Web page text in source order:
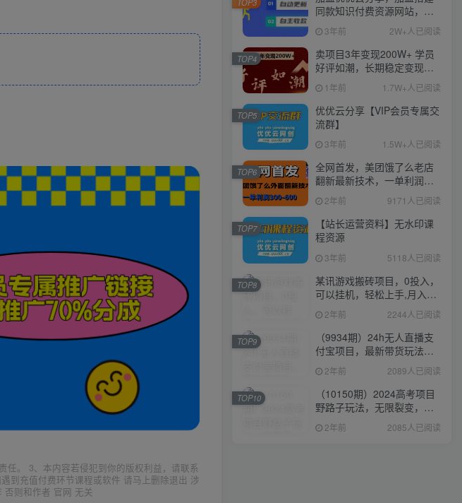
任。 3、本内容若侵犯到你的版权利益，请联系
到充值付费环节课程或软件 请马上删除退出 涉
否则和作者 官网 无关
同款知识付费资源网站，实
现长期稳定被动收入~
3年前 2W+人已阅读
卖项目3年变现200W+ 学员
好评如潮，长期稳定变现，
可以一直干到老！
1年前 1.7W+人已阅读
TOP4
优优云分享【VIP会员专属交
流群】
3年前 1.5W+人已阅读
TOP5
全网首发，美团饿了么老店
翻新最新技术，一单利润
300-600
2年前 9171人已阅读
TOP6
【站长运营资料】无水印课
程资源
3年前 5118人已阅读
TOP7
某讯游戏搬砖项目，0投入，
可以挂机，轻松上手,月入
3000+上不封顶
2年前 2244人已阅读
TOP8
（9934期）24h无人直播支
付宝项目，最新带货玩法，
纯躺赚实测日入500+
2年前 2089人已阅读
TOP9
（10150期）2024高考项目
野路子玩法，无限裂变，最
高一天1W＋！
2年前 2085人已阅读
TOP10